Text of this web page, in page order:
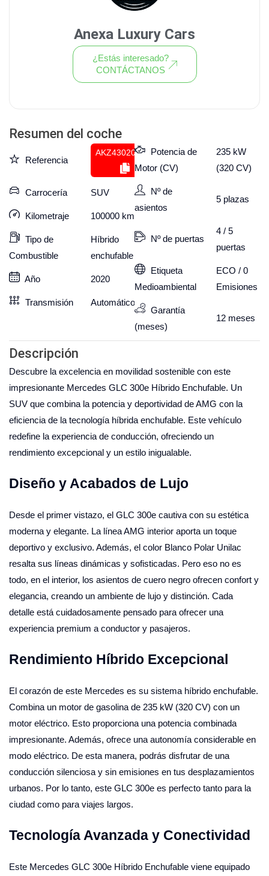
Resumen del coche
Referencia
AKZ430201183
Carrocería SUV
Kilometraje 100000 km
Tipo de
Combustible
Híbrido
enchufable
Año 2020
Transmisión Automático
Potencia de
Motor (CV)
235 kW
(320 CV)
Nº de
asientos
5 plazas
Nº de puertas
4 / 5
puertas
Etiqueta
Medioambiental
ECO / 0
Emisiones
Garantía
(meses)
12 meses
Descripción
Descubre la excelencia en movilidad sostenible con este
impresionante Mercedes GLC 300e Híbrido Enchufable. Un
SUV que combina la potencia y deportividad de AMG con la
eficiencia de la tecnología híbrida enchufable. Este vehículo
redefine la experiencia de conducción, ofreciendo un
rendimiento excepcional y un estilo inigualable.
Diseño y Acabados de Lujo
Desde el primer vistazo, el GLC 300e cautiva con su estética
moderna y elegante. La línea AMG interior aporta un toque
deportivo y exclusivo. Además, el color Blanco Polar Unilac
resalta sus líneas dinámicas y sofisticadas. Pero eso no es
todo, en el interior, los asientos de cuero negro ofrecen confort y
elegancia, creando un ambiente de lujo y distinción. Cada
detalle está cuidadosamente pensado para ofrecer una
experiencia premium a conductor y pasajeros.
Rendimiento Híbrido Excepcional
El corazón de este Mercedes es su sistema híbrido enchufable.
Combina un motor de gasolina de 235 kW (320 CV) con un
motor eléctrico. Esto proporciona una potencia combinada
impresionante. Además, ofrece una autonomía considerable en
modo eléctrico. De esta manera, podrás disfrutar de una
conducción silenciosa y sin emisiones en tus desplazamientos
urbanos. Por lo tanto, este GLC 300e es perfecto tanto para la
ciudad como para viajes largos.
Tecnología Avanzada y Conectividad
Este Mercedes GLC 300e Híbrido Enchufable viene equipado
Anexa Luxury Cars
¿Estás interesado?
CONTÁCTANOS